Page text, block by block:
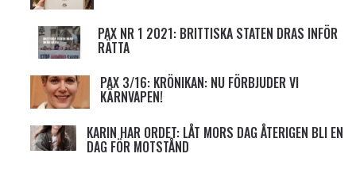
PAX NR 1 2021: BRITTISKA STATEN DRAS INFÖR
RÄTTA
PAX 3/16: KRÖNIKAN: NU FÖRBJUDER VI
KÄRNVAPEN!
KARIN HAR ORDET: LÅT MORS DAG ÅTERIGEN BLI EN
DAG FÖR MOTSTÅND